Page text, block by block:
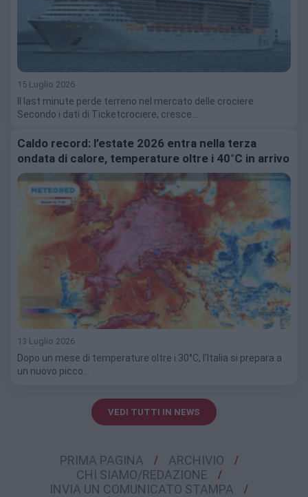
15 Luglio 2026
Il last minute perde terreno nel mercato delle crociere.
Secondo i dati di Ticketcrociere, cresce…
Caldo record: l’estate 2026 entra nella terza
ondata di calore, temperature oltre i 40°C in arrivo
13 Luglio 2026
Dopo un mese di temperature oltre i 30°C, l'Italia si prepara a
un nuovo picco…
VEDI TUTTI IN NEWS
PRIMA PAGINA
ARCHIVIO
CHI SIAMO/REDAZIONE
INVIA UN COMUNICATO STAMPA